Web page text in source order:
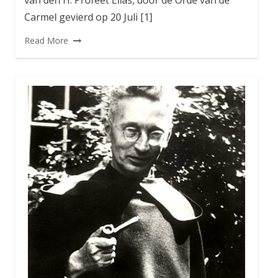
Carmel gevierd op 20 Juli [1]
Read More